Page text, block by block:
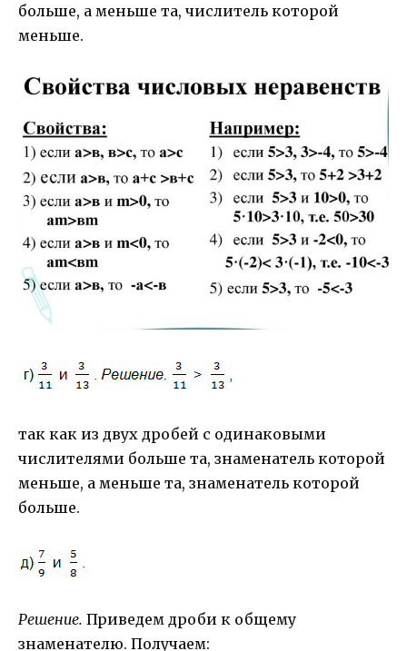
больше, а меньше та, числитель которой
меньше.
так как из двух дробей с одинаковыми
числителями больше та, знаменатель которой
меньше, а меньше та, знаменатель которой
больше.
Решение. Приведем дроби к общему
знаменателю. Получаем: